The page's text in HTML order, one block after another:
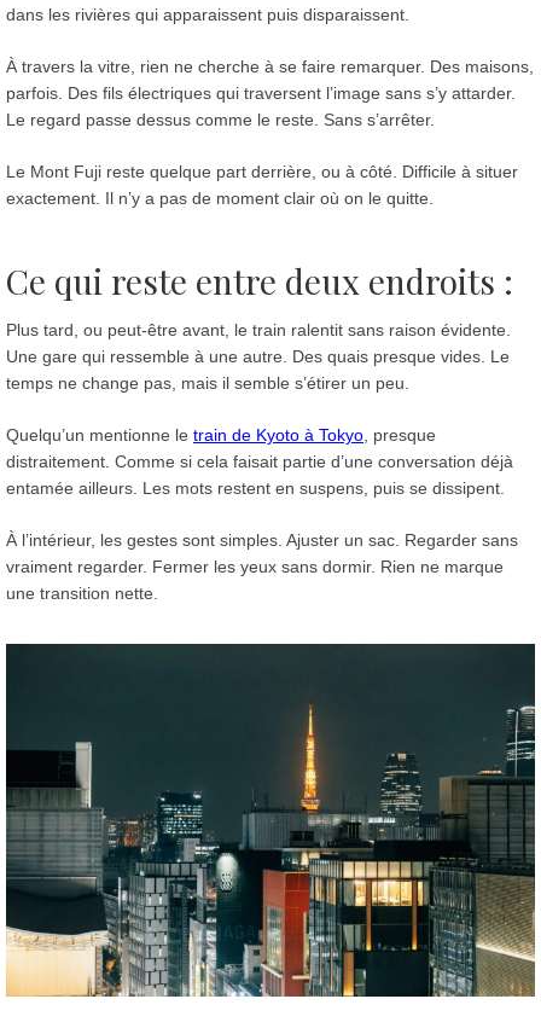
dans les rivières qui apparaissent puis disparaissent.
À travers la vitre, rien ne cherche à se faire remarquer. Des maisons,
parfois. Des fils électriques qui traversent l’image sans s’y attarder.
Le regard passe dessus comme le reste. Sans s’arrêter.
Le Mont Fuji reste quelque part derrière, ou à côté. Difficile à situer
exactement. Il n’y a pas de moment clair où on le quitte.
Ce qui reste entre deux endroits :
Plus tard, ou peut-être avant, le train ralentit sans raison évidente.
Une gare qui ressemble à une autre. Des quais presque vides. Le
temps ne change pas, mais il semble s’étirer un peu.
Quelqu’un mentionne le train de Kyoto à Tokyo, presque
distraitement. Comme si cela faisait partie d’une conversation déjà
entamée ailleurs. Les mots restent en suspens, puis se dissipent.
À l’intérieur, les gestes sont simples. Ajuster un sac. Regarder sans
vraiment regarder. Fermer les yeux sans dormir. Rien ne marque
une transition nette.